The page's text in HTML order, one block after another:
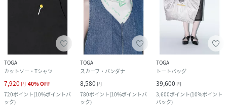
TOGA
カットソー・Tシャツ
7,920 円 40%OFF
720ポイント(10%ポイントバ
ック)
TOGA
スカーフ・バンダナ
8,580 円
780ポイント(10%ポイントバ
ック)
TOGA
トートバッグ
39,600 円
3,600ポイント(10%ポイント
バック)